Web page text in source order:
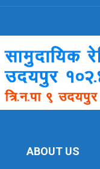
ABOUT US